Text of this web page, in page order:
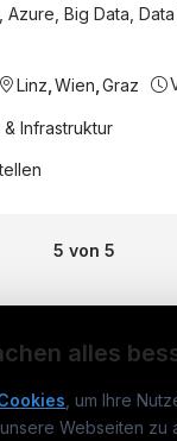
Azure, Big Data,
Linz Wien Graz
Infrastruktur
5 von 5
alles
, um Ihre
Webseiten zu